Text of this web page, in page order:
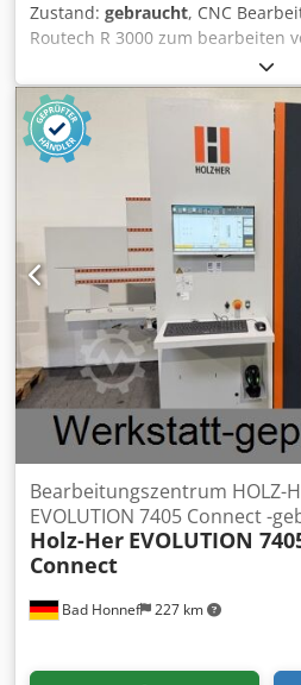
Zustand: gebraucht, CNC
Routech R 3000 zum bearbeiten
automatischer Beschickung
Auslauf. Technische Daten:
Arbeitsbereich: 2.600 x 1.250 mm
Achse: 1.600 mm - Z-Achse: 250
- Vorschub: Max. 38 m/min -
Bad Honnef 227 km
Bearbeitungszentrum HOLZ-
EVOLUTION 7405 Connect -
Holz-Her EVOLUTION
Connect